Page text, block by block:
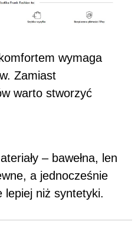
wymaga
Zamiast
warto stworzyć
– bawełna, len
a jednocześnie
lepiej niż syntetyki.